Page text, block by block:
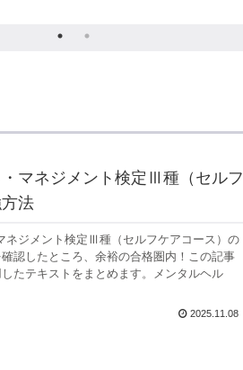
・マネジメント検定Ⅲ種（セルフ
法
ネジメント検定Ⅲ種（セルフケアコース）の
認したところ、余裕の合格圏内！この記事
たテキストをまとめます。メンタルヘル
2025.11.08